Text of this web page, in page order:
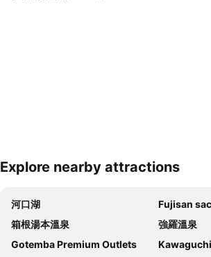
展開地圖
Explore nearby attractions
河口湖
Fujisan sacred
箱根湯本溫泉
強羅溫泉
Gotemba Premium Outlets